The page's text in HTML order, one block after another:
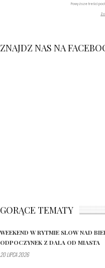
Powyższe treści
ZNAJDZ NAS NA
GORĄCE TEMATY
WEEKEND W RYTMIE SLOW NAD
ODPOCZYNEK Z DALA OD MIASTA
20 LIPCA 2026